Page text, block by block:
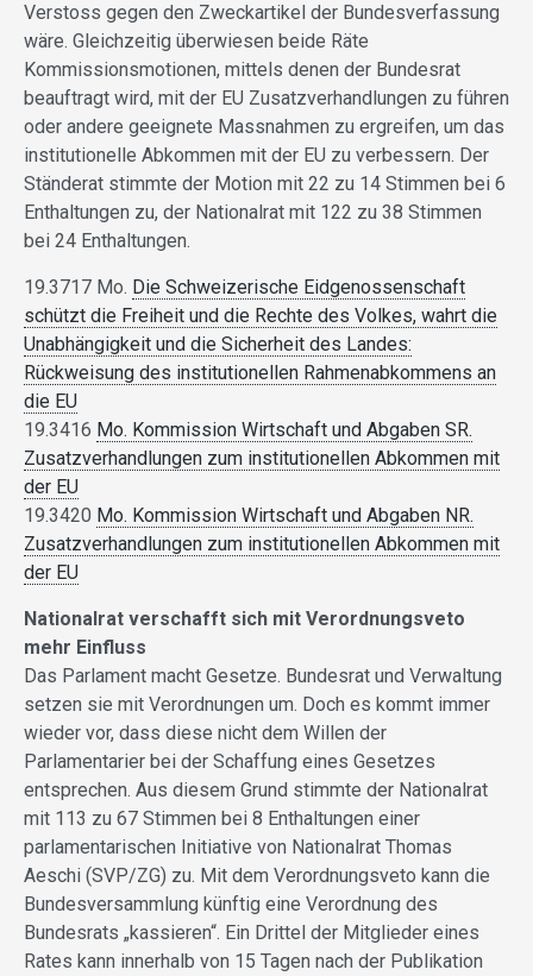
Verstoss gegen den Zweckartikel der Bundesverfassung
wäre. Gleichzeitig überwiesen beide Räte
Kommissionsmotionen, mittels denen der Bundesrat
beauftragt wird, mit der EU Zusatzverhandlungen zu führen
oder andere geeignete Massnahmen zu ergreifen, um das
institutionelle Abkommen mit der EU zu verbessern. Der
Ständerat stimmte der Motion mit 22 zu 14 Stimmen bei 6
Enthaltungen zu, der Nationalrat mit 122 zu 38 Stimmen
bei 24 Enthaltungen.
19.3717 Mo. Die Schweizerische Eidgenossenschaft
schützt die Freiheit und die Rechte des Volkes, wahrt die
Unabhängigkeit und die Sicherheit des Landes:
Rückweisung des institutionellen Rahmenabkommens an
die EU
19.3416 Mo. Kommission Wirtschaft und Abgaben SR.
Zusatzverhandlungen zum institutionellen Abkommen mit
der EU
19.3420 Mo. Kommission Wirtschaft und Abgaben NR.
Zusatzverhandlungen zum institutionellen Abkommen mit
der EU
Nationalrat verschafft sich mit Verordnungsveto
mehr Einfluss
Das Parlament macht Gesetze. Bundesrat und Verwaltung
setzen sie mit Verordnungen um. Doch es kommt immer
wieder vor, dass diese nicht dem Willen der
Parlamentarier bei der Schaffung eines Gesetzes
entsprechen. Aus diesem Grund stimmte der Nationalrat
mit 113 zu 67 Stimmen bei 8 Enthaltungen einer
parlamentarischen Initiative von Nationalrat Thomas
Aeschi (SVP/ZG) zu. Mit dem Verordnungsveto kann die
Bundesversammlung künftig eine Verordnung des
Bundesrats „kassieren“. Ein Drittel der Mitglieder eines
Rates kann innerhalb von 15 Tagen nach der Publikation